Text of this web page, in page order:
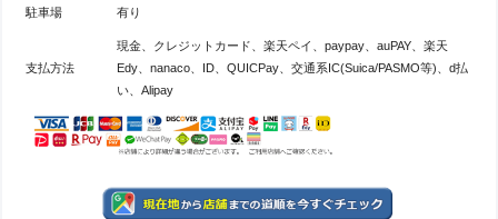
駐車場 有り
支払方法
現金、クレジットカード、楽天ペイ、paypay、auPAY、楽天
Edy、nanaco、ID、QUICPay、交通系IC(Suica/PASMO等)、d払
い、Alipay